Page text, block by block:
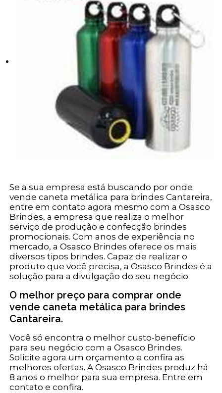
Se a sua empresa está buscando por onde
vende caneta metálica para brindes Cantareira,
entre em contato agora mesmo com a Osasco
Brindes, a empresa que realiza o melhor
serviço de produção e confecção brindes
promocionais. Com anos de experiência no
mercado, a Osasco Brindes oferece os mais
diversos tipos brindes. Capaz de realizar o
produto que você precisa, a Osasco Brindes é a
solução para a divulgação do seu negócio.
O melhor preço para comprar onde
vende caneta metálica para brindes
Cantareira.
Você só encontra o melhor custo-benefício
para seu negócio com a Osasco Brindes.
Solicite agora um orçamento e confira as
melhores ofertas. A Osasco Brindes produz há
8 anos o melhor para sua empresa. Entre em
contato e confira.